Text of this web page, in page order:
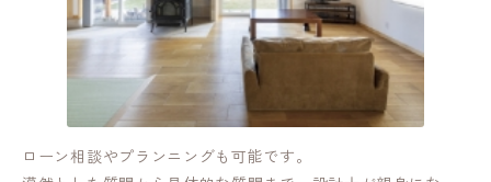
ローン相談やプランニングも可能です。